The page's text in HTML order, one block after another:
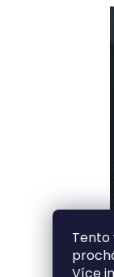
Tento
Více